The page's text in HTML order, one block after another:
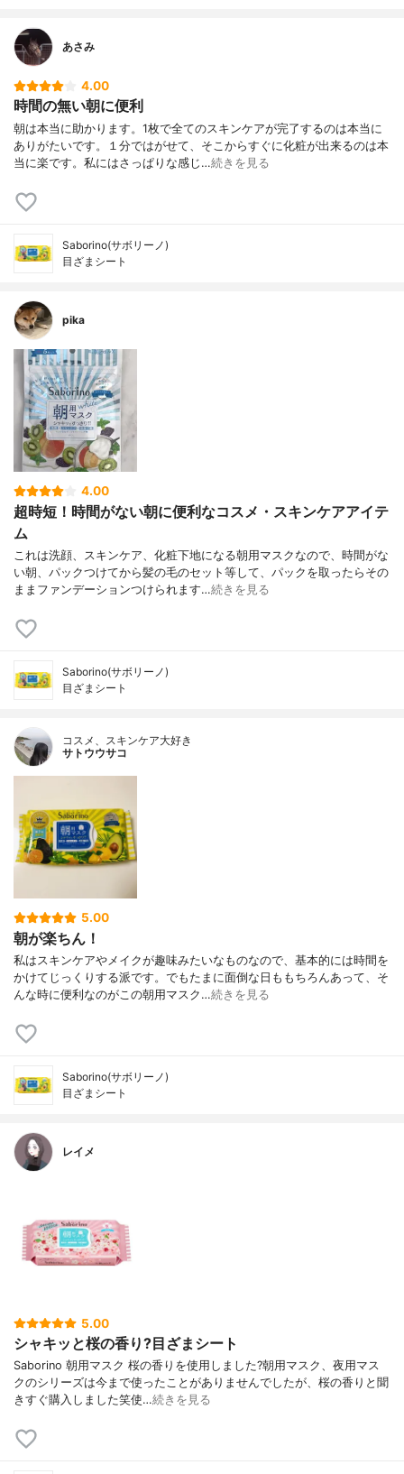
あさみ
4.00
時間の無い朝に便利
朝は本当に助かります。1枚で全てのスキンケアが完了するのは本当に
ありがたいです。１分ではがせて、そこからすぐに化粧が出来るのは本
当に楽です。私にはさっぱりな感じ…続きを見る
Saborino(サボリーノ)
目ざまシート
pika
4.00
超時短！時間がない朝に便利なコスメ・スキンケアアイテ
ム
これは洗顔、スキンケア、化粧下地になる朝用マスクなので、時間がな
い朝、パックつけてから髪の毛のセット等して、パックを取ったらその
ままファンデーションつけられます…続きを見る
Saborino(サボリーノ)
目ざまシート
コスメ、スキンケア大好き
サトウウサコ
5.00
朝が楽ちん！
私はスキンケアやメイクが趣味みたいなものなので、基本的には時間を
かけてじっくりする派です。でもたまに面倒な日ももちろんあって、そ
んな時に便利なのがこの朝用マスク…続きを見る
Saborino(サボリーノ)
目ざまシート
レイメ
5.00
シャキッと桜の香り?目ざまシート
Saborino 朝用マスク 桜の香りを使用しました?朝用マスク、夜用マス
クのシリーズは今まで使ったことがありませんでしたが、桜の香りと聞
きすぐ購入しました笑使…続きを見る